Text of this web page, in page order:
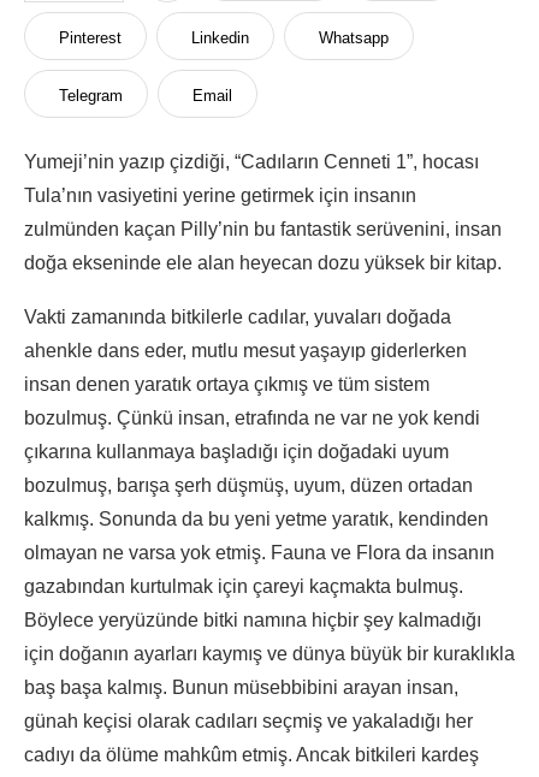
Pinterest Linkedin Whatsapp
Telegram Email
Yumeji’nin yazıp çizdiği, “Cadıların Cenneti 1”, hocası
Tula’nın vasiyetini yerine getirmek için insanın
zulmünden kaçan Pilly’nin bu fantastik serüvenini, insan
doğa ekseninde ele alan heyecan dozu yüksek bir kitap.
Vakti zamanında bitkilerle cadılar, yuvaları doğada
ahenkle dans eder, mutlu mesut yaşayıp giderlerken
insan denen yaratık ortaya çıkmış ve tüm sistem
bozulmuş. Çünkü insan, etrafında ne var ne yok kendi
çıkarına kullanmaya başladığı için doğadaki uyum
bozulmuş, barışa şerh düşmüş, uyum, düzen ortadan
kalkmış. Sonunda da bu yeni yetme yaratık, kendinden
olmayan ne varsa yok etmiş. Fauna ve Flora da insanın
gazabından kurtulmak için çareyi kaçmakta bulmuş.
Böylece yeryüzünde bitki namına hiçbir şey kalmadığı
için doğanın ayarları kaymış ve dünya büyük bir kuraklıkla
baş başa kalmış. Bunun müsebbibini arayan insan,
günah keçisi olarak cadıları seçmiş ve yakaladığı her
cadıyı da ölüme mahkûm etmiş. Ancak bitkileri kardeş